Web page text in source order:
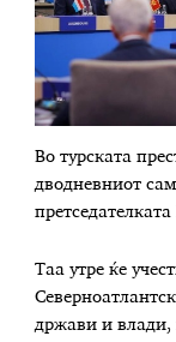
Во турската
дводневниот
Таа утре ќе
држави и влади,